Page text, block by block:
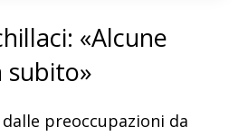
«Alcune
subito»
preoccupazioni da